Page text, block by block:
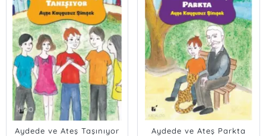
Aydede ve Ateş Taşınıyor Aydede ve Ateş Parkta